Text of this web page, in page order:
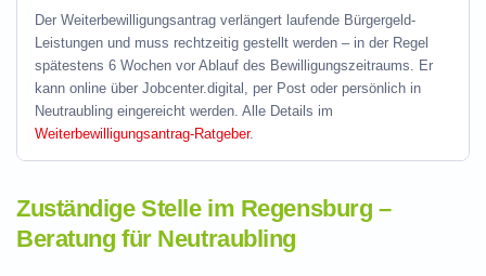
Der Weiterbewilligungsantrag verlängert laufende Bürgergeld-
Leistungen und muss rechtzeitig gestellt werden – in der Regel
spätestens 6 Wochen vor Ablauf des Bewilligungszeitraums. Er
kann online über Jobcenter.digital, per Post oder persönlich in
Neutraubling eingereicht werden. Alle Details im
Weiterbewilligungsantrag-Ratgeber.
Zuständige Stelle im Regensburg –
Beratung für Neutraubling